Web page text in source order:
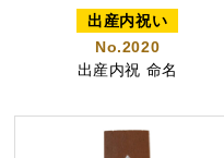
商品一覧
名入れカステラ（
出産内祝い
No.2020
出産内祝 命名